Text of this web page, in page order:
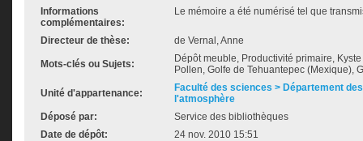
Informations
complémentaires:
Le mémoire a été numérisé tel que
Directeur de thèse: de Vernal, Anne
Mots-clés ou Sujets:
Dépôt meuble, Productivité primaire,
Pollen, Golfe de Tehuantepec (Mexique),
Unité d'appartenance:
Faculté des sciences > Département
l'atmosphère
Déposé par:
Service des bibliothèques
Date de dépôt:
24 nov. 2010 15:51